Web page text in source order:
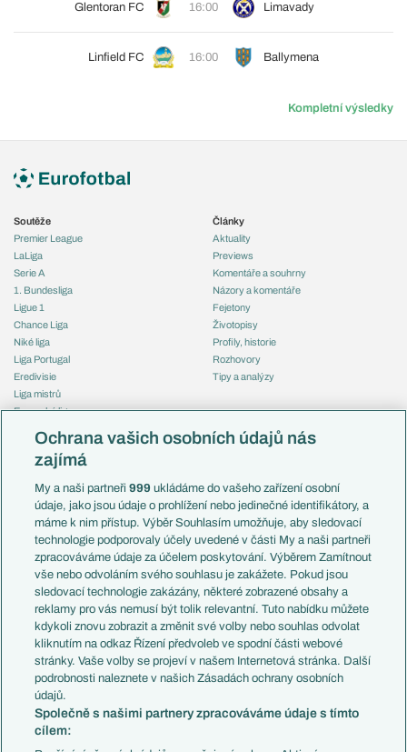
Glentoran FC 16:00 Limavady
Linfield FC 16:00 Ballymena
Kompletní výsledky
Soutěže
Premier League
LaLiga
Serie A
1. Bundesliga
Ligue 1
Chance Liga
Niké liga
Liga Portugal
Eredivisie
Liga mistrů
Evropská liga
Mistrovství světa
Liga národů
Témata
Představení týmů MS
EuroSkauting
PL v kostce
Evropské koeficienty
Přestupy
Přestupové spekulace
Zranění
Kluby
Arsenal FC
Chelsea FC
Manchester United
AC Milán
Juventus FC
Články
Aktuality
Previews
Komentáře a souhrny
Názory a komentáře
Fejetony
Životopisy
Profily, historie
Rozhovory
Tipy a analýzy
Česko
Francie
Itálie
Německo
Španělsko
Argentina
Brazílie
Přestupy
Zápasy
Livescore
Tipovací soutěž
Ochrana vašich osobních údajů nás
zajímá
My a naši partneři999 ukládáme do vašeho zařízení osobní
údaje, jako jsou údaje o prohlížení nebo jedinečné identifikátory, a
máme k nim přístup. Výběr Souhlasím umožňuje, aby sledovací
technologie podporovaly účely uvedené v části My a naši partneři
zpracováváme údaje za účelem poskytování. Výběrem Zamítnout
vše nebo odvoláním svého souhlasu je zakážete. Pokud jsou
sledovací technologie zakázány, některé zobrazené obsahy a
reklamy pro vás nemusí být tolik relevantní. Tuto nabídku můžete
kdykoli znovu zobrazit a změnit své volby nebo souhlas odvolat
kliknutím na odkaz Řízení předvoleb ve spodní části webové
stránky. Vaše volby se projeví v našem Internetová stránka. Další
podrobnosti naleznete v našich Zásadách ochrany osobních
údajů.
Společně s našimi partnery zpracováváme údaje s tímto
cílem: